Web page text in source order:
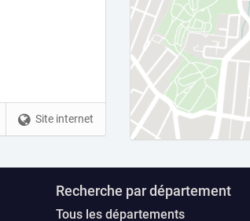
Site internet
Recherche par département
Tous les départements